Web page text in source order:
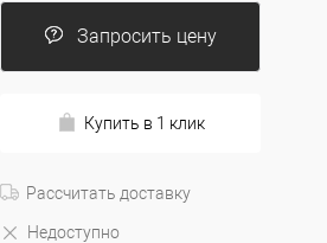
Запросить цену
Купить в 1 клик
Рассчитать доставку
Недоступно